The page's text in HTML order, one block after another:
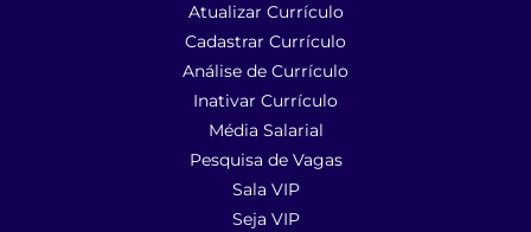
Atualizar Currículo
Cadastrar Currículo
Análise de Currículo
Inativar Currículo
Média Salarial
Pesquisa de Vagas
Sala VIP
Seja VIP